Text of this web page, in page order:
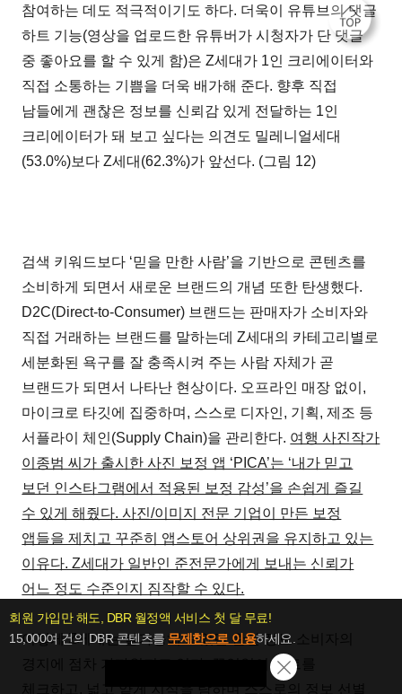
참여하는 데도 적극적이기도 하다. 더욱이 유튜브의 댓글
하트 기능(영상을 업로드한 유튜버가 시청자가 단 댓글
중 좋아요를 할 수 있게 함)은 Z세대가 1인 크리에이터와
직접 소통하는 기쁨을 더욱 배가해 준다. 향후 직접
남들에게 괜찮은 정보를 신뢰감 있게 전달하는 1인
크리에이터가 돼 보고 싶다는 의견도 밀레니얼세대
(53.0%)보다 Z세대(62.3%)가 앞선다. (그림 12)
검색 키워드보다 ‘믿을 만한 사람’을 기반으로 콘텐츠를
소비하게 되면서 새로운 브랜드의 개념 또한 탄생했다.
D2C(Direct-to-Consumer) 브랜드는 판매자가 소비자와
직접 거래하는 브랜드를 말하는데 Z세대의 카테고리별로
세분화된 욕구를 잘 충족시켜 주는 사람 자체가 곧
브랜드가 되면서 나타난 현상이다. 오프라인 매장 없이,
마이크로 타깃에 집중하며, 스스로 디자인, 기획, 제조 등
서플라이 체인(Supply Chain)을 관리한다. 여행 사진작가
이종범 씨가 출시한 사진 보정 앱 ‘PICA’는 ‘내가 믿고
보던 인스타그램에서 적용된 보정 감성’을 손쉽게 즐길
수 있게 해줬다. 사진/이미지 전문 기업이 만든 보정
앱들을 제치고 꾸준히 앱스토어 상위권을 유지하고 있는
이유다. Z세대가 일반인 준전문가에게 보내는 신뢰가
어느 정도 수준인지 짐작할 수 있다.
이렇게 Z세대는 불가능해 보였던 완전 정보 소비자의
경지에 점차 가까워지고 있다. 끊임없이 팩트를
체크하고, 넓고 얕게 지식을 탐하며 스스로의 정보 선별
회원 가입만 해도, DBR 월정액 서비스 첫 달 무료!
15,000여 건의 DBR 콘텐츠를 무제한으로 이용하세요.